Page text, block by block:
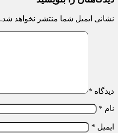
نشانی ایمیل شما منتشر نخواهد شد.
دیدگاه *
نام *
ایمیل *